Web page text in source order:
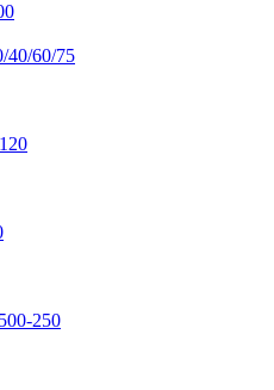
40/60/75
250